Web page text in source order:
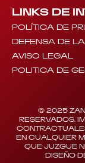
LINKS DE
POLÍTICA DE
DEFENSA DE
AVISO LEGAL
POLITICA DE
© 2025
RESERVADOS.
EN CUALQUIER
QUE JUZGUE
DISEÑO